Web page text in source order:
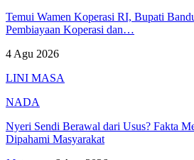
Temui Wamen Koperasi RI, Bupati
Pembiayaan Koperasi dan…
4 Agu 2026
LINI MASA
NADA
Nyeri Sendi Berawal dari Usus? Fakta
Dipahami Masyarakat